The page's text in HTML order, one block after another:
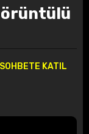
SOHBETE KATIL